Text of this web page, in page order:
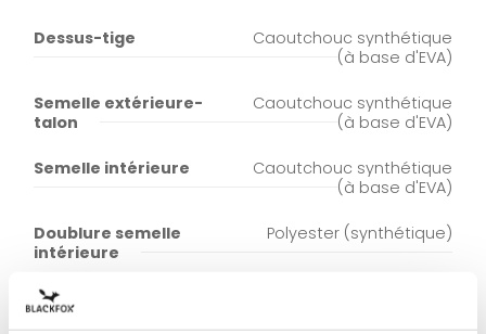
Dessus-tige
Caoutchouc synthétique
(à base d'EVA)
Semelle extérieure-
talon
Caoutchouc synthétique
(à base d'EVA)
Semelle intérieure
Caoutchouc synthétique
(à base d'EVA)
Doublure semelle
intérieure
Polyester (synthétique)